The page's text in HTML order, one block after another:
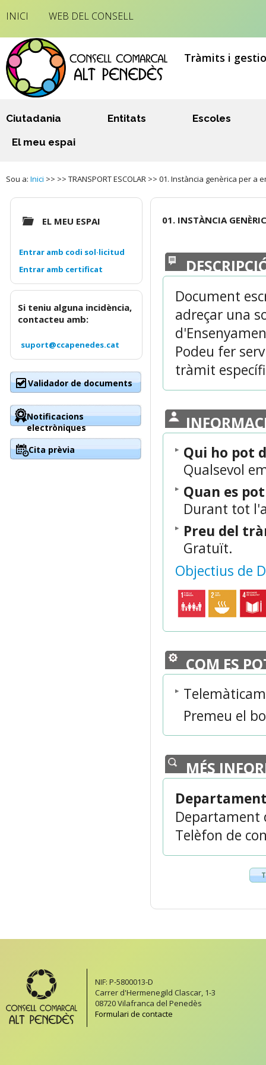
INICI WEB DEL CONSELL
Tràmits i
Ciutadania Entitats
Escoles
El meu espai
Sou a: Inici >> >> TRANSPORT ESCOLAR >> 01. Instància genèrica per
01. INSTÀNCIA
Document
adreçar una
Podeu fer
tràmit
Qui ho pot
Qualsevol
Quan es
Durant tot
Preu del
Gratuït.
Objectius de
COM ES
Premeu el
MÉS
Departament
Telèfon de
EL MEU ESPAI
Entrar amb codi sol·licitud
Si teniu alguna incidència,
contacteu amb:
suport@ccapenedes.cat
Validador de documents
Notificacions
electròniques
Cita prèvia
NIF: P-5800013-D
Carrer d'Hermenegild Clascar, 1-3
08720 Vilafranca del Penedès
Formulari de contacte